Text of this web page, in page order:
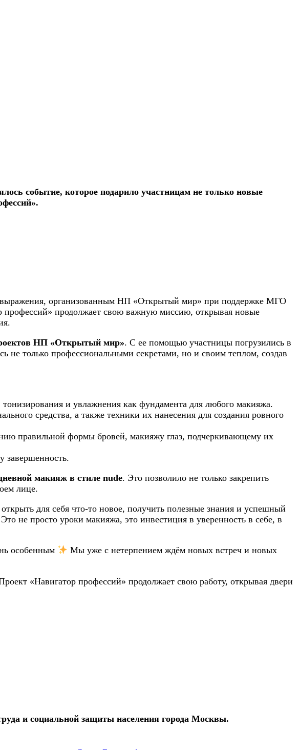
событие, которое подарило участницам не только новые
организованным НП «Открытый мир» при поддержке МГО
продолжает свою важную миссию, открывая новые
НП «Открытый мир». С ее помощью участницы погрузились в
не только профессиональными секретами, но и своим теплом, создав
и увлажнения как фундамента для любого макияжа.
средства, а также техники их нанесения для создания ровного
правильной формы бровей, макияжу глаз, подчеркивающему их
завершенность.
макияж в стиле nude. Это позволило не только закрепить
лице.
для себя что-то новое, получить полезные знания и успешный
не просто уроки макияжа, это инвестиция в уверенность в себе, в
особенным
Мы уже с нетерпением ждём новых встреч и новых
«Навигатор профессий» продолжает свою работу, открывая двери
и социальной защиты населения города Москвы.